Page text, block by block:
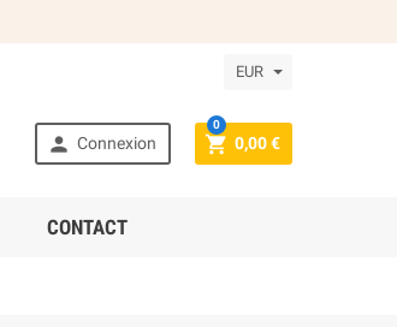
EUR
 Connexion  0,00 €
0
CONTACT